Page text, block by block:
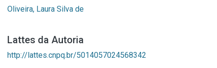
Oliveira, Laura Silva de
Lattes da Autoria
http://lattes.cnpq.br/5014057024568342